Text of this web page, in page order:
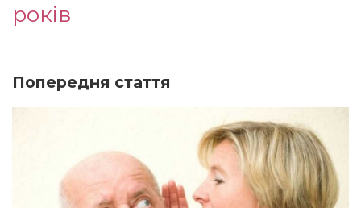
років
Попередня стаття